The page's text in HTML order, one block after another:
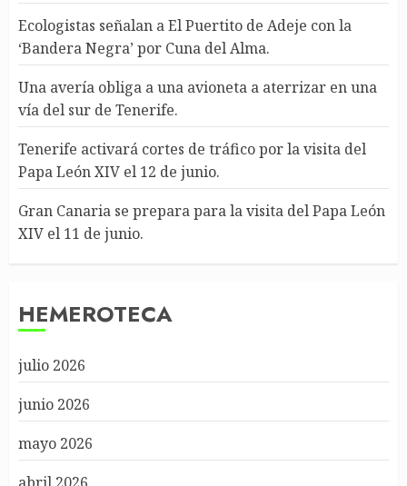
Ecologistas señalan a El Puertito de Adeje con la
‘Bandera Negra’ por Cuna del Alma.
Una avería obliga a una avioneta a aterrizar en una
vía del sur de Tenerife.
Tenerife activará cortes de tráfico por la visita del
Papa León XIV el 12 de junio.
Gran Canaria se prepara para la visita del Papa León
XIV el 11 de junio.
HEMEROTECA
julio 2026
junio 2026
mayo 2026